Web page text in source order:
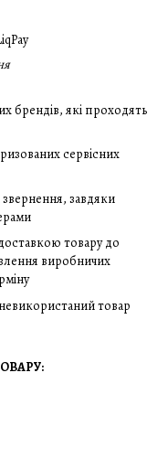
брендів, які проходять
сервісних
завдяки
товару до
виробничих
товар